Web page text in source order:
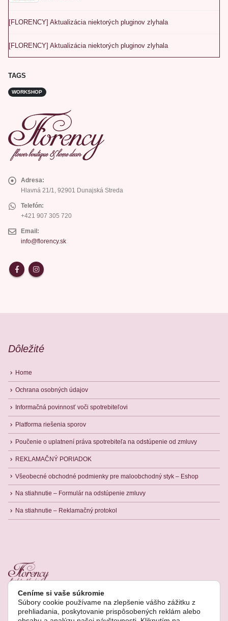
[FLORENCY] Aktualizácia niektorých pluginov zlyhala
[FLORENCY] Aktualizácia niektorých pluginov zlyhala
TAGS
WORKSHOP
Adresa:
Hlavná 21/1, 92901 Dunajská Streda
Telefón:
+421 907 305 720
Email:
info@florency.sk
Dôležité
Home
Ochrana osobných údajov
Informačná povinnosť voči spotrebiteľovi
Platforma riešenia sporov
Poučenie o uplatnení práva spotrebiteľa na odstúpenie od zmluvy
REKLAMAČNÝ PORIADOK
Všeobecné obchodné podmienky pre maloobchodný styk – Eshop
Na stiahnutie – Formulár na odstúpenie zmluvy
Na stiahnutie – Reklamačný protokol
Ceníme si vaše súkromie
Súbory cookie používame na zlepšenie vášho zážitku z
prehliadania, poskytovanie prispôsobených reklám alebo